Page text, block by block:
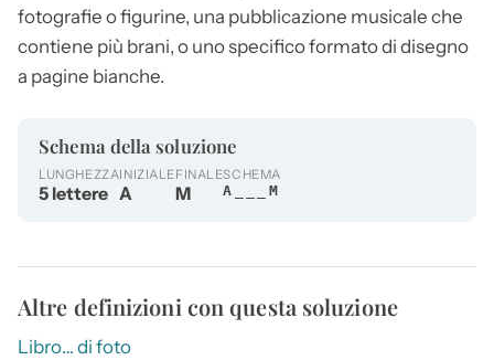
fotografie o figurine, una pubblicazione musicale che
contiene più brani, o uno specifico formato di disegno
a pagine bianche.
Schema della soluzione
LUNGHEZZA
5 lettere
INIZIALE
A
FINALE
M
SCHEMA
A___M
Altre definizioni con questa soluzione
Libro… di foto